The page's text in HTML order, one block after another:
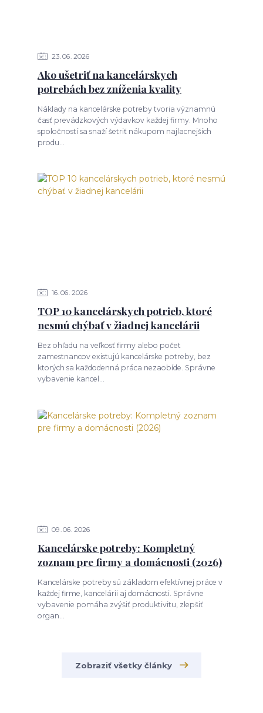
23 06 2026
Ako ušetriť na kancelárskych
potrebách bez zníženia kvality
Náklady na kancelárske potreby tvoria významnú
časť prevádzkových výdavkov každej firmy. Mnoho
spoločností sa snaží šetriť nákupom najlacnejších
produ...
16 06 2026
TOP 10 kancelárskych potrieb, ktoré
nesmú chýbať v žiadnej kancelárii
Bez ohľadu na veľkosť firmy alebo počet
zamestnancov existujú kancelárske potreby, bez
ktorých sa každodenná práca nezaobíde. Správne
vybavenie kancel...
09 06 2026
Kancelárske potreby: Kompletný
zoznam pre firmy a domácnosti (2026)
Kancelárske potreby sú základom efektívnej práce v
každej firme, kancelárii aj domácnosti. Správne
vybavenie pomáha zvýšiť produktivitu, zlepšiť
organ...
Zobraziť všetky články